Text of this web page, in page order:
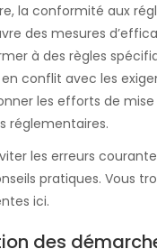
la conformité aux
des mesures
à des règles
conflit avec les
les efforts de
réglementaires.
les erreurs
pratiques. Vous
ici.
des